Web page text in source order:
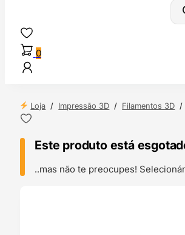
0
Loja / Impressão 3D / Filamentos 3D /
Este produto está
..mas não te preocupes!